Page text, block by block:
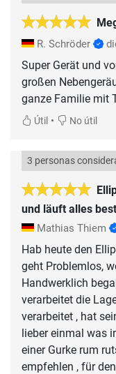
R. Schröder
Super Gerät und
großen
ganze Familie mit
Útil • No útil
und läuft alles
3 personas
Mathias Thiem
Hab heute den
geht Problemlos,
Handwerklich
verarbeitet die
verarbeitet , hat
lieber einmal was
einer Gurke rum
empfehlen , für